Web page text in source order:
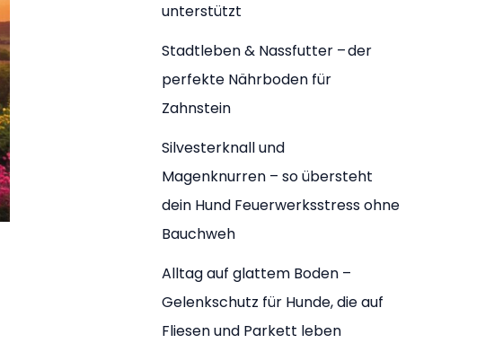
unterstützt
Stadtleben & Nassfutter – der
perfekte Nährboden für
Zahnstein
Silvesterknall und
Magenknurren – so übersteht
dein Hund Feuerwerksstress ohne
Bauchweh
Alltag auf glattem Boden –
Gelenkschutz für Hunde, die auf
Fliesen und Parkett leben